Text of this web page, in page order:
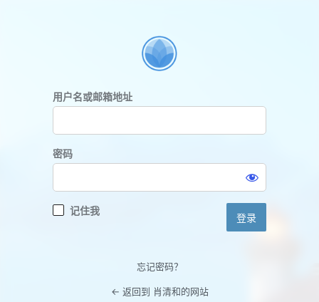
用户名或邮箱地址
密码
记住我
忘记密码？
← 返回到 肖清和的网站